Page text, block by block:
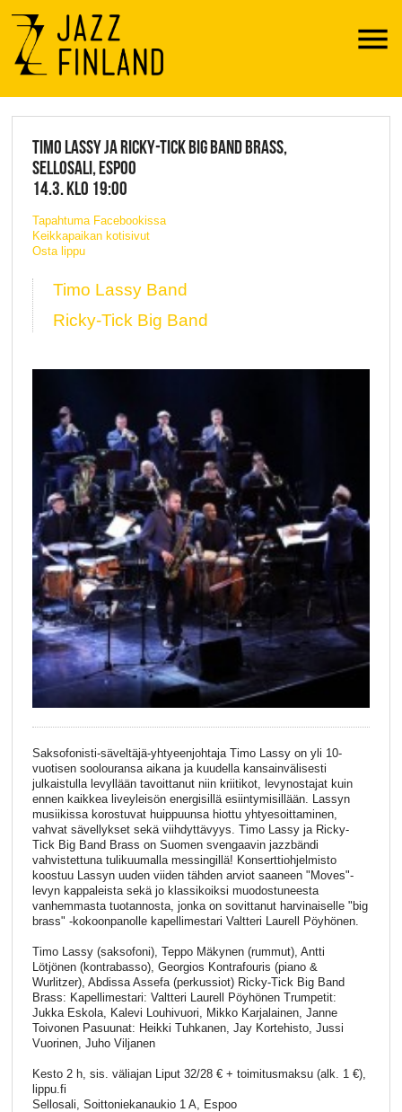
Menu
JAZZ FINLAND LIVE
TIMO LASSY JA RICKY-TICK BIG BAND BRASS,
SELLOSALI, ESPOO
14.3. KLO 19:00
Tapahtuma Facebookissa
Keikkapaikan kotisivut
Osta lippu
Timo Lassy Band
Ricky-Tick Big Band
Saksofonisti-säveltäjä-yhtyeenjohtaja Timo Lassy on yli 10-
vuotisen soolouransa aikana ja kuudella kansainvälisesti
julkaistulla levyllään tavoittanut niin kriitikot, levynostajat kuin
ennen kaikkea liveyleisön energisillä esiintymisillään. Lassyn
musiikissa korostuvat huippuunsa hiottu yhtyesoittaminen,
vahvat sävellykset sekä viihdyttävyys. Timo Lassy ja Ricky-
Tick Big Band Brass on Suomen svengaavin jazzbändi
vahvistettuna tulikuumalla messingillä! Konserttiohjelmisto
koostuu Lassyn uuden viiden tähden arviot saaneen "Moves"-
levyn kappaleista sekä jo klassikoiksi muodostuneesta
vanhemmasta tuotannosta, jonka on sovittanut harvinaiselle "big
brass" -kokoonpanolle kapellimestari Valtteri Laurell Pöyhönen.
Timo Lassy (saksofoni), Teppo Mäkynen (rummut), Antti
Lötjönen (kontrabasso), Georgios Kontrafouris (piano &
Wurlitzer), Abdissa Assefa (perkussiot) Ricky-Tick Big Band
Brass: Kapellimestari: Valtteri Laurell Pöyhönen Trumpetit:
Jukka Eskola, Kalevi Louhivuori, Mikko Karjalainen, Janne
Toivonen Pasuunat: Heikki Tuhkanen, Jay Kortehisto, Jussi
Vuorinen, Juho Viljanen
Kesto 2 h, sis. väliajan Liput 32/28 € + toimitusmaksu (alk. 1 €),
lippu.fi
Sellosali, Soittoniekanaukio 1 A, Espoo